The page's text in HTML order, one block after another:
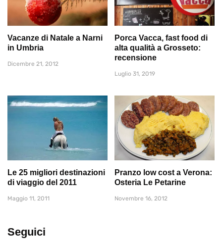
Vacanze di Natale a Narni
in Umbria
Dicembre 21, 2012
Porca Vacca, fast food di
alta qualità a Grosseto:
recensione
Luglio 31, 2019
Le 25 migliori destinazioni
di viaggio del 2011
Maggio 11, 2011
Pranzo low cost a Verona:
Osteria Le Petarine
Novembre 16, 2012
Seguici